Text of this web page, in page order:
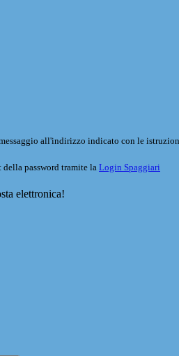
all'indirizzo indicato con le
della password tramite la Login Spaggiari
elettronica!